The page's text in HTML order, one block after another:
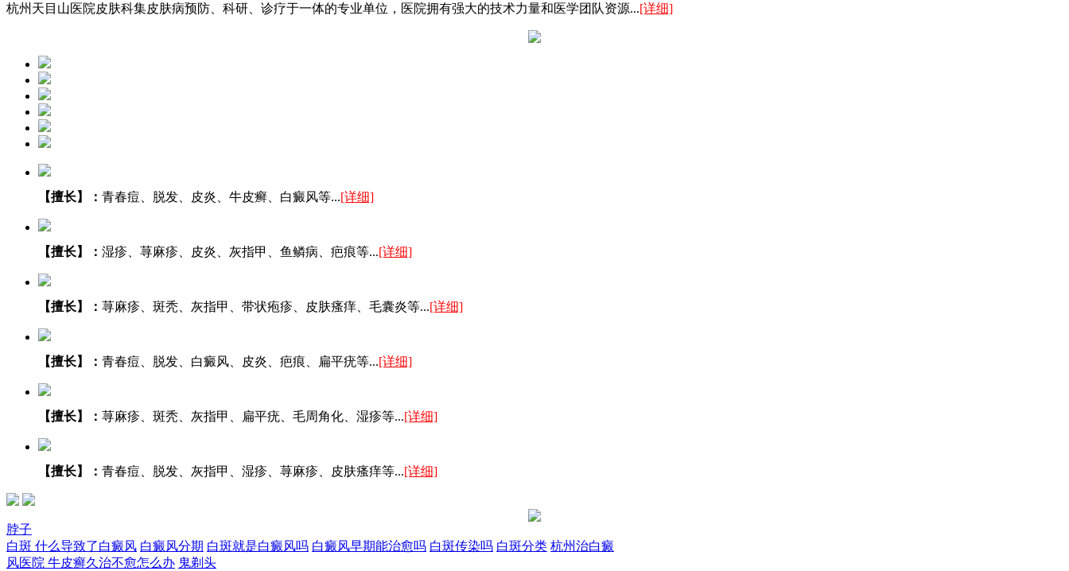
杭州天目山医院皮肤科集皮肤病预防、科研、诊疗于一体的专业单位，医院拥有强大的技术力量和医学团队资源...[详细]
【擅长】： 青春痘、脱发、皮炎、牛皮癣、白癜风等...[详细]
【擅长】： 湿疹、荨麻疹、皮炎、灰指甲、鱼鳞病、疤痕等...[详细]
【擅长】： 荨麻疹、斑秃、灰指甲、带状疱疹、皮肤瘙痒、毛囊炎等...[详细]
【擅长】： 青春痘、脱发、白癜风、皮炎、疤痕、扁平疣等...[详细]
【擅长】： 荨麻疹、斑秃、灰指甲、扁平疣、毛周角化、湿疹等...[详细]
【擅长】： 青春痘、脱发、灰指甲、湿疹、荨麻疹、皮肤瘙痒等...[详细]
脖子
白斑 什么导致了白癜风 白癜风分期 白斑就是白癜风吗 白癜风早期能治愈吗 白斑传染吗 白斑分类 杭州治白癜
风医院 牛皮癣久治不愈怎么办 鬼剃头